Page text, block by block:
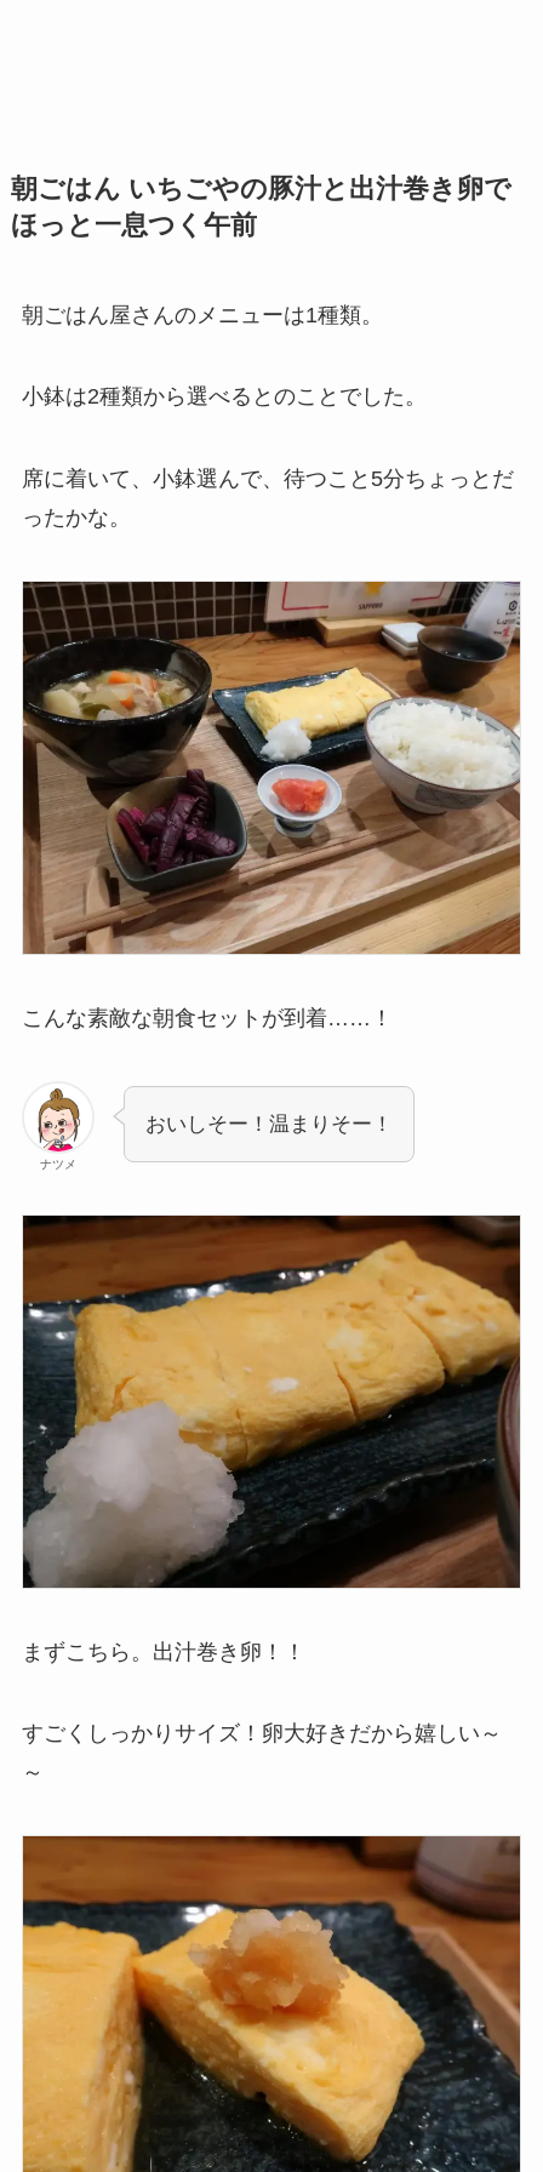
朝ごはん いちごやの豚汁と出汁巻き卵で
ほっと一息つく午前
朝ごはん屋さんのメニューは1種類。
小鉢は2種類から選べるとのことでした。
席に着いて、小鉢選んで、待つこと5分ちょっとだ
ったかな。
こんな素敵な朝食セットが到着……！
ナツメ
おいしそー！温まりそー！
まずこちら。出汁巻き卵！！
すごくしっかりサイズ！卵大好きだから嬉しい～
～